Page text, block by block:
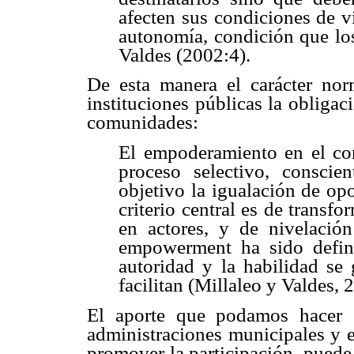
afecten sus condiciones de
autonomía, condición que
Valdes (2002:4).
De esta manera el carácter
instituciones públicas la
comunidades:
El empoderamiento en el
proceso selectivo,
objetivo la igualación de
criterio central es de
en actores, y de
empowerment ha sido
autoridad y la habilidad se
facilitan (Millaleo y Valdes,
El aporte que podamos
administraciones municipales y